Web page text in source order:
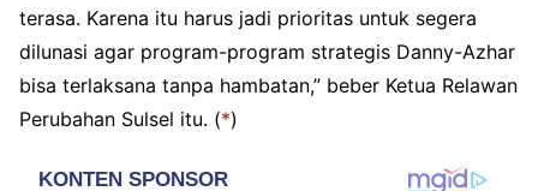
terasa. Karena itu harus jadi prioritas untuk segera
dilunasi agar program-program strategis Danny-Azhar
bisa terlaksana tanpa hambatan,” beber Ketua Relawan
Perubahan Sulsel itu. (*)